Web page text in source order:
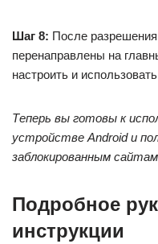
Шаг 8: После
перенаправлены на
настроить и
Теперь вы готовы к
устройстве Android и
заблокированным
Подробное
инструкции